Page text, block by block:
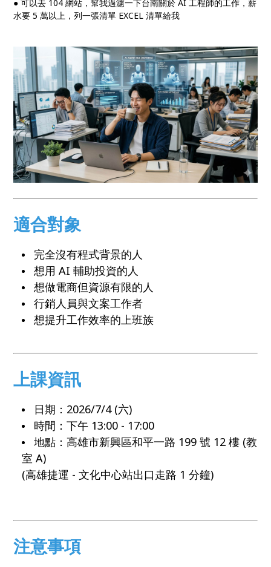
● 可以去 104 網站，幫我過濾一下台南關於 AI 工程師的工作，薪
水要 5 萬以上，列一張清單 EXCEL 清單給我
適合對象
完全沒有程式背景的人
想用 AI 輔助投資的人
想做電商但資源有限的人
行銷人員與文案工作者
想提升工作效率的上班族
上課資訊
日期：2026/7/4 (六)
時間：下午 13:00 - 17:00
地點：高雄市新興區和平一路 199 號 12 樓 (教
室 A)
​(高雄捷運 - 文化中心站出口走路 1 分鐘)
注意事項